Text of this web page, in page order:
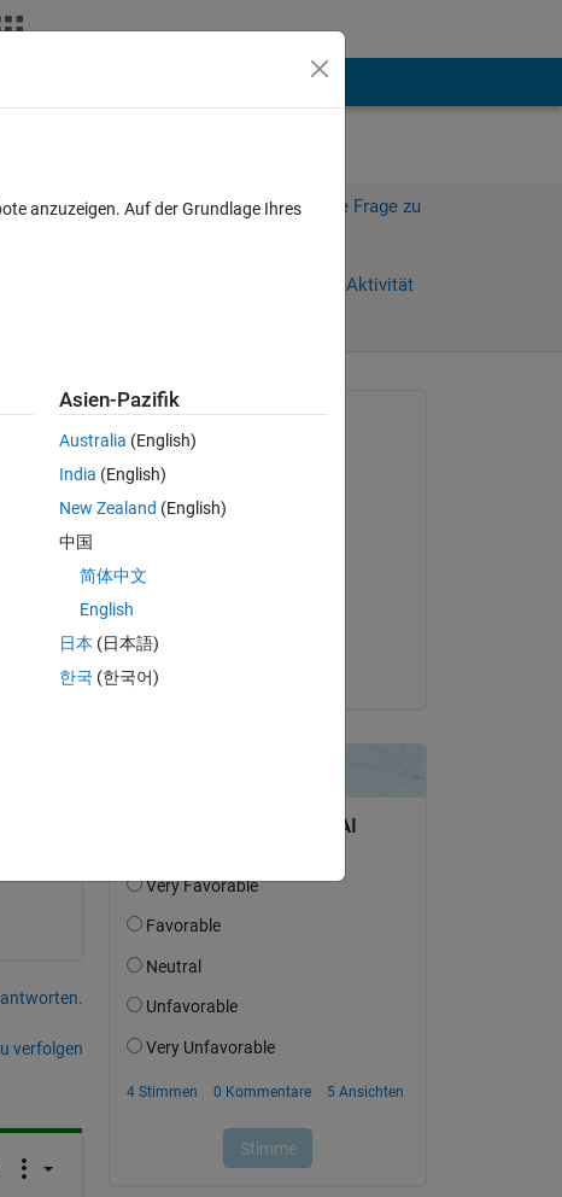
Melden Sie sich an, um diese Frage zu
Anmelden, um Aktivität
anzeigen
on
verfolgen
am 12 Okt. 2022
Akzeptiert:
anzuzeigen. Auf der Grundlage Ihres
Asien-Pazifik
Australia (English)
India (English)
New Zealand (English)
中国
简体中文
English
日本 (日本語)
한국 (한국어)